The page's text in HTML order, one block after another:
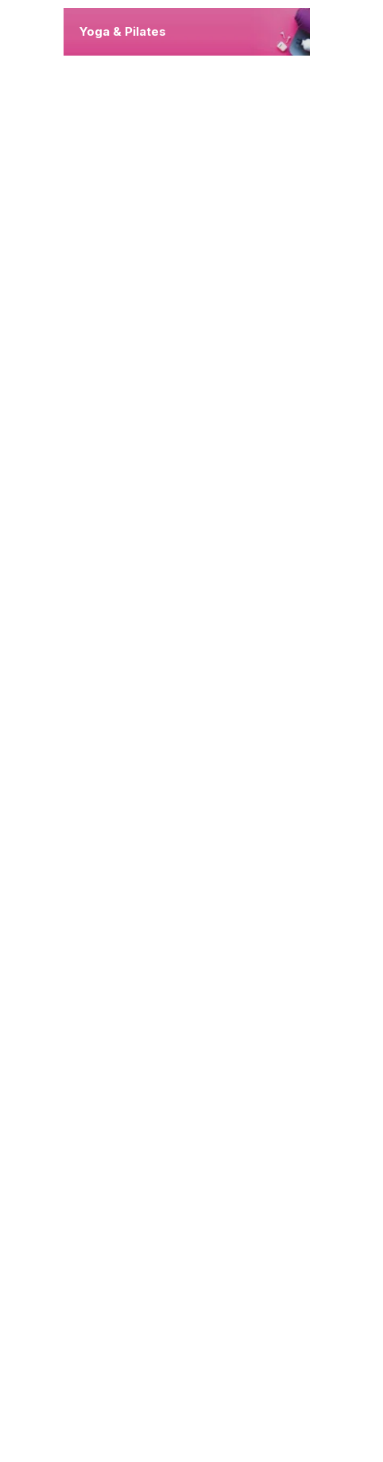
Yoga & Pilates